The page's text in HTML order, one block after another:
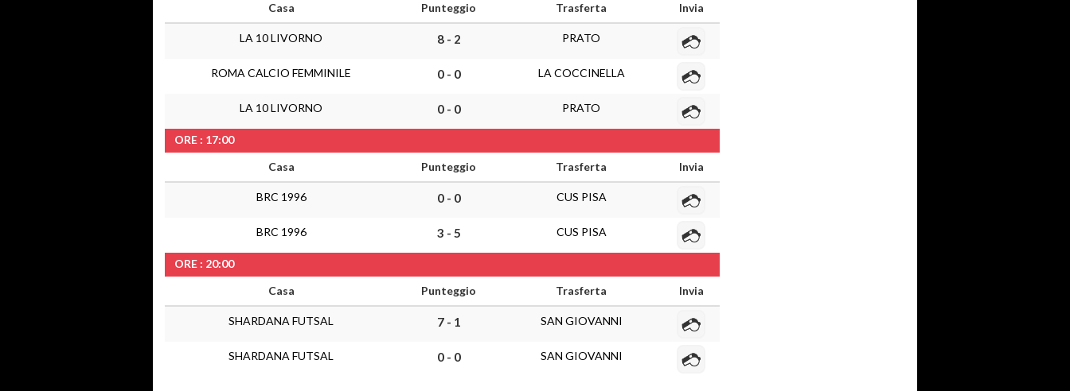
Casa
Punteggio Trasferta Invia
LA 10 LIVORNO 8 - 2 PRATO
ROMA CALCIO FEMMINILE 0 - 0 LA COCCINELLA
LA 10 LIVORNO 0 - 0 PRATO
ORE : 17:00
Casa
Punteggio Trasferta Invia
BRC 1996 0 - 0 CUS PISA
BRC 1996 3 - 5 CUS PISA
ORE : 20:00
Casa
Punteggio Trasferta Invia
SHARDANA FUTSAL 7 - 1 SAN GIOVANNI
SHARDANA FUTSAL 0 - 0 SAN GIOVANNI